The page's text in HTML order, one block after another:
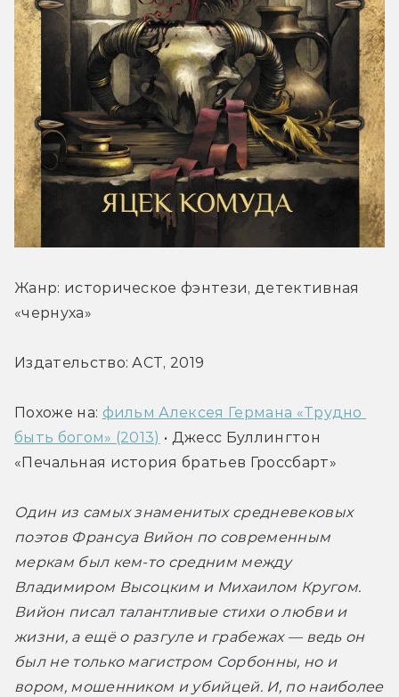
Жанр: историческое фэнтези, детективная
«чернуха»
Издательство: АСТ, 2019
Похоже на: фильм Алексея Германа «Трудно
быть богом» (2013) • Джесс Буллингтон
«Печальная история братьев Гроссбарт»
Один из самых знаменитых средневековых
поэтов Франсуа Вийон по современным
меркам был кем-то средним между
Владимиром Высоцким и Михаилом Кругом.
Вийон писал талантливые стихи о любви и
жизни, а ещё о разгуле и грабежах — ведь он
был не только магистром Сорбонны, но и
вором, мошенником и убийцей. И, по наиболее